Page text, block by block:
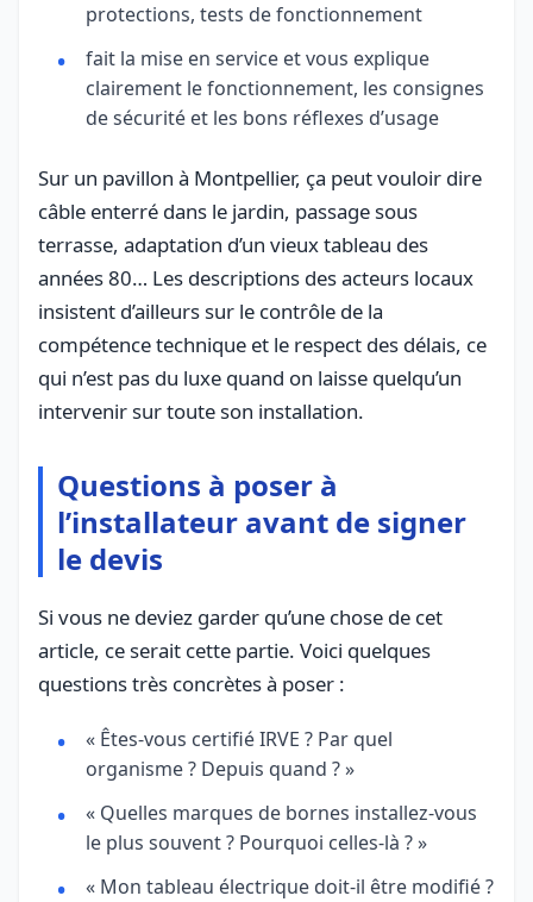
protections, tests de fonctionnement
fait la mise en service et vous explique
clairement le fonctionnement, les consignes
de sécurité et les bons réflexes d’usage
Sur un pavillon à Montpellier, ça peut vouloir dire
câble enterré dans le jardin, passage sous
terrasse, adaptation d’un vieux tableau des
années 80… Les descriptions des acteurs locaux
insistent d’ailleurs sur le contrôle de la
compétence technique et le respect des délais, ce
qui n’est pas du luxe quand on laisse quelqu’un
intervenir sur toute son installation.
Questions à poser à
l’installateur avant de signer
le devis
Si vous ne deviez garder qu’une chose de cet
article, ce serait cette partie. Voici quelques
questions très concrètes à poser :
« Êtes-vous certifié IRVE ? Par quel
organisme ? Depuis quand ? »
« Quelles marques de bornes installez-vous
le plus souvent ? Pourquoi celles-là ? »
« Mon tableau électrique doit-il être modifié ?